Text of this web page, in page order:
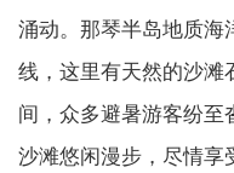
涌动。那琴半岛地质海
线，这里有天然的沙滩
间，众多避暑游客纷至
沙滩悠闲漫步，尽情享